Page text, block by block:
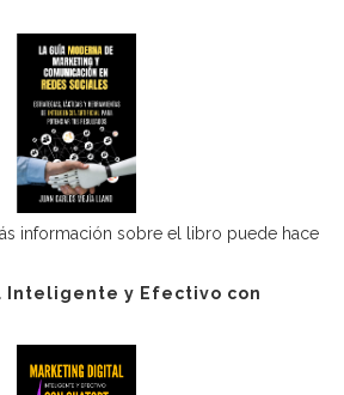
información sobre el libro puede hace
Inteligente y Efectivo con